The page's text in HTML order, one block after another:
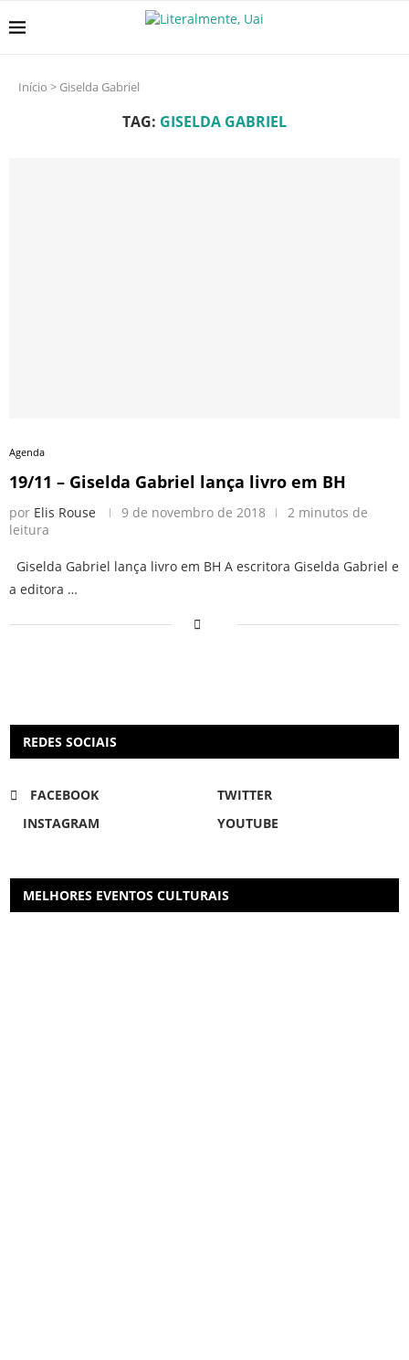
Início > Giselda Gabriel
TAG: GISELDA GABRIEL
Agenda
19/11 – Giselda Gabriel lança livro em BH
por Elis Rouse 9 de novembro de 2018
2 minutos de
leitura
Giselda Gabriel lança livro em BH A escritora Giselda Gabriel e
a editora …
REDES SOCIAIS
FACEBOOK
TWITTER
INSTAGRAM
YOUTUBE
MELHORES EVENTOS CULTURAIS